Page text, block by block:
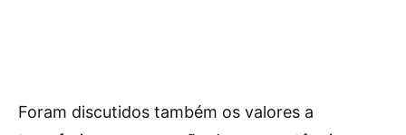
Foram discutidos também os valores a